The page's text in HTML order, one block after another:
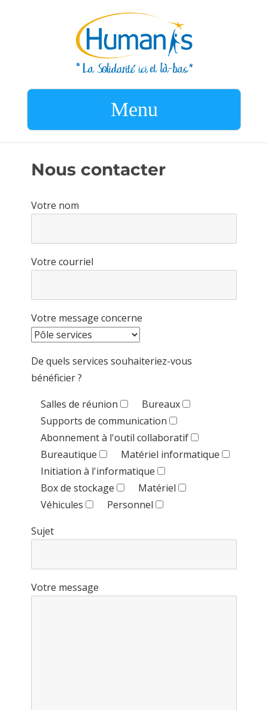
Menu
Nous contacter
Votre nom
Votre courriel
Votre message concerne
De quels services souhaiteriez-vous
bénéficier ?
Salles de réunion
Bureaux
Supports de communication
Abonnement à l'outil collaboratif
Bureautique
Matériel informatique
Initiation à l'informatique
Box de stockage
Matériel
Véhicules
Personnel
Sujet
Votre message